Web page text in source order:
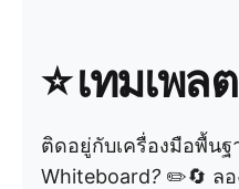
⭐เทมเพล
ติดอยู่กับเครื่องมือพื้นฐ
Whiteboard? ✏️🔄 ลอ